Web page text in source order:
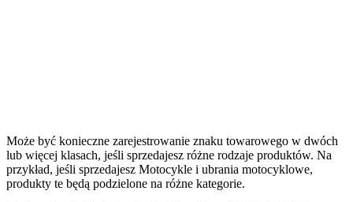
Może być konieczne zarejestrowanie znaku towarowego w dwóch
lub więcej klasach, jeśli sprzedajesz różne rodzaje produktów. Na
przykład, jeśli sprzedajesz Motocykle i ubrania motocyklowe,
produkty te będą podzielone na różne kategorie.